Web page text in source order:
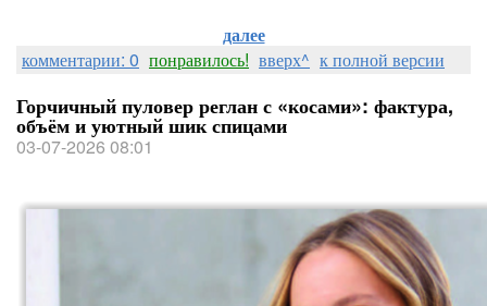
далее
комментарии: 0 понравилось! вверх^ к полной версии
Горчичный пуловер реглан с «косами»: фактура,
объём и уютный шик спицами
03-07-2026 08:01